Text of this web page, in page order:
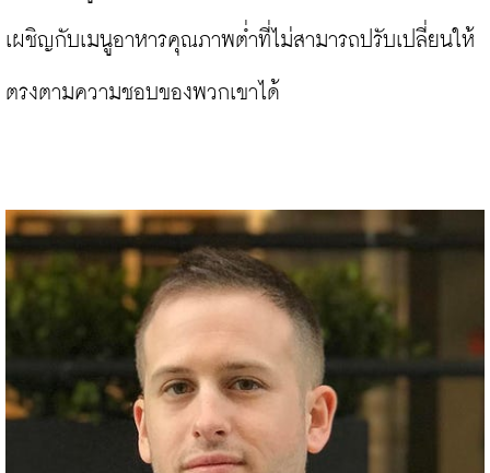
เผชิญกับเมนูอาหารคุณภาพต่ำที่ไม่สามารถปรับเปลี่ยนให้
ตรงตามความชอบของพวกเขาได้